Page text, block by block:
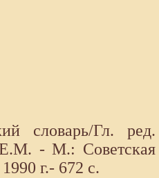
словарь/Гл. ред.
- М.: Советская
г.- 672 с.